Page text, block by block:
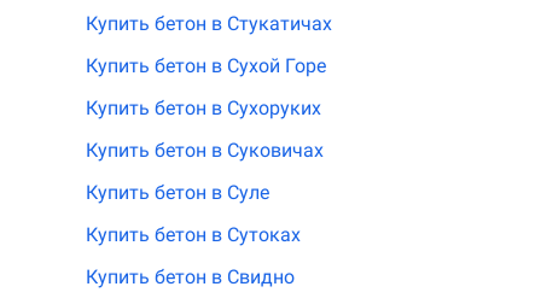
Купить бетон в Стукатичах
Купить бетон в Сухой Горе
Купить бетон в Сухоруких
Купить бетон в Суковичах
Купить бетон в Суле
Купить бетон в Сутоках
Купить бетон в Свидно